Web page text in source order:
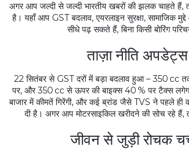
अगर आप जल्दी से जल्दी भारतीय खबरों की झलक चाहते हैं,
है। यहाँ आप GST बदलाव, एयरलाइन सुरक्षा, सामाजिक
सीधे पढ़ सकते हैं, बिना किसी बोरिंग
ताज़ा नीति अपडेट्स
22 सितंबर से GST दरों में बड़ा बदलाव हुआ – 350 cc
पर, और 350 cc से ऊपर की बाइक्स 40 % पर टैक्स
बाजार में कीमतें गिरेंगी, और कई ब्रांड जैसे TVS ने पहले ही
दी है। अगर आप मोटरसाइकिल खरीदने की सोच रहे हैं,
जीवन से जुड़ी रोचक